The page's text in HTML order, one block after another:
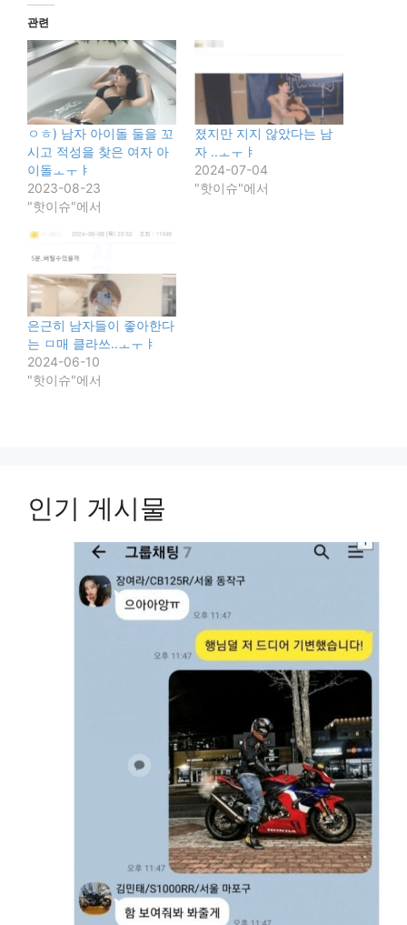
관련
ㅇㅎ) 남자 아이돌 둘을 꼬
시고 적성을 찾은 여자 아
이돌ㅗㅜㅑ
2023-08-23
"핫이슈"에서
졌지만 지지 않았다는 남
자 ..ㅗㅜㅑ
2024-07-04
"핫이슈"에서
은근히 남자들이 좋아한다
는 ㅁ매 클라쓰..ㅗㅜㅑ
2024-06-10
"핫이슈"에서
인기 게시물